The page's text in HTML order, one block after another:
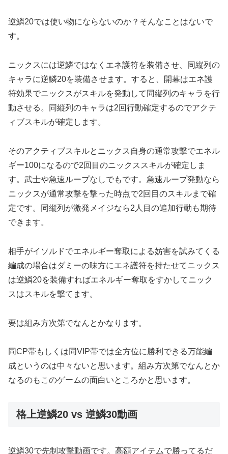
逆鱗20では使い物にならないのか？そんなことはないで
す。
ニックスには逆鱗ではなくエネ護符を装備させ、同縦列の
キャラに逆鱗20を装備させます。すると、開幕はエネ護
符効果でニックスがスキルを発動して同縦列のキャラを行
動させる。同縦列のキャラは2回行動確定するのでアクテ
ィブスキルが確定します。
そのアクティブスキルとニックス自身の通常攻撃でエネル
ギー100になるので2回目のニックススキルが確定しま
す。武士や急速ループなしでもです。急速ループ発動なら
ニックスが通常攻撃を撃った時点で2回目のスキルまで確
定です。同縦列が激発メイジなら2人目の追加行動も期待
できます。
相手がイソルドでエネルギー奪取による妨害を試みてくる
編成の場合はダミーの味方にエネ護符を持たせてニックス
は逆鱗20を装備すればエネルギー奪取をすかしてニック
スはスキルを撃てます。
要は組み方次第でなんとかなります。
同CP帯もしくは同VIP帯では全方位に勝利できる万能編
成というのは中々ないと思います。組み方次第でなんとか
なるのもこのゲームの面白いところかと思います。
格上逆鱗20 vs 逆鱗30動画
逆鱗30で先制攻撃動画です。高額アイテムで勝ってるだ